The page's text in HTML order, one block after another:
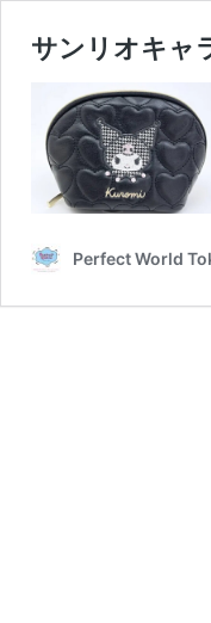
サンリオキャ
Perfect World